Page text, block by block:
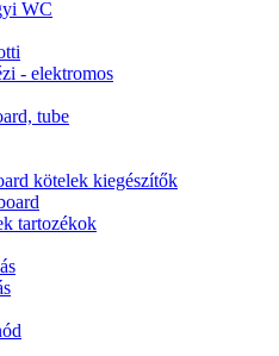
WC
- elektromos
tube
kötelek kiegészítők
tartozékok